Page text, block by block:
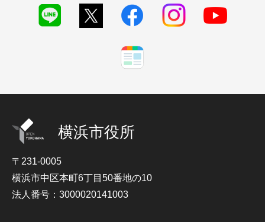
横浜市役所
〒231-0005
横浜市中区本町6丁目50番地の10
法人番号：3000020141003